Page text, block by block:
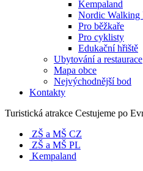
Kempaland
Nordic Walking
Pro běžkaře
Pro cyklisty
Edukační hřiště
Ubytování a restaurace
Mapa obce
Nejvýchodnější bod
Kontakty
Turistická atrakce Cestujeme po
ZŠ a MŠ CZ
ZŠ a MŠ PL
Kempaland